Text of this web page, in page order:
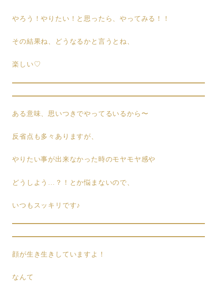
やろう！やりたい！と思ったら、やってみる！！
その結果ね、どうなるかと言うとね、
楽しい♡
ある意味、思いつきでやってるいるから〜
反省点も多々ありますが、
やりたい事が出来なかった時のモヤモヤ感や
どうしよう…？！とか悩まないので、
いつもスッキリです♪
顔が生き生きしていますよ！
なんて